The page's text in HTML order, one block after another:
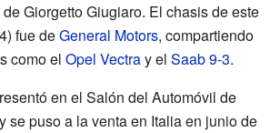
Giorgetto Giugiaro. El chasis de este
fue deGeneral Motors, compartiendo
como el Opel Vectray el Saab 9-3.
en el Salón del Automóvil de
se puso a la venta en Italia en junio de